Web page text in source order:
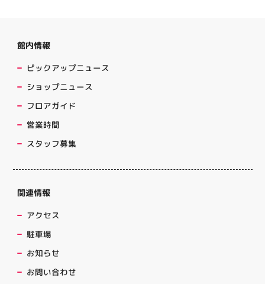
館内情報
ピックアップニュース
ショップニュース
フロアガイド
営業時間
スタッフ募集
関連情報
アクセス
駐車場
お知らせ
お問い合わせ